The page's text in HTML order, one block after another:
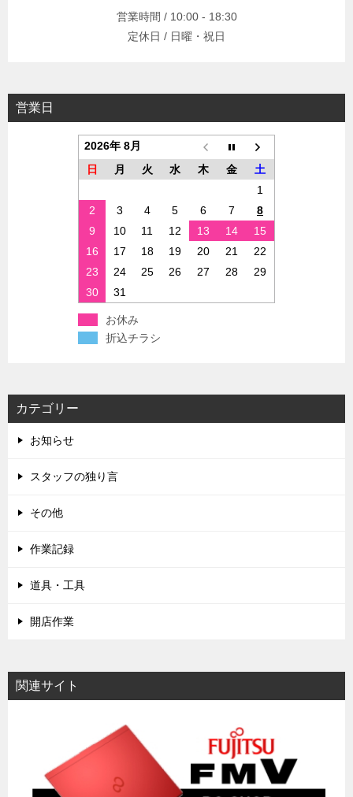
営業時間 / 10:00 - 18:30
定休日 / 日曜・祝日
営業日
2026年 8月
日
月 火 水 木 金
土
1
2
3 4 5 6 7
8
9
10 11 12 13 14
15
16
17 18 19 20 21
22
23
24 25 26 27 28
29
30
31
お休み
折込チラシ
カテゴリー
お知らせ
スタッフの独り言
その他
作業記録
道具・工具
開店作業
関連サイト